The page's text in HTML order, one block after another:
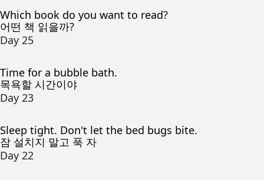
Which book do you want to read?
어떤 책 읽을까?
Day 25
Time for a bubble bath.
목욕할 시간이야
Day 23
Sleep tight. Don't let the bed bugs bite.
잠 설치지 말고 푹 자
Day 22